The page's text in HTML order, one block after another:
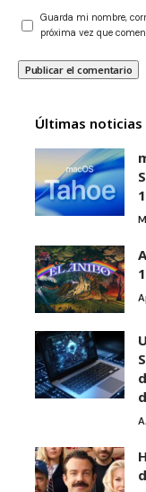
Guarda mi nombre,
próxima vez que
Últimas noticias